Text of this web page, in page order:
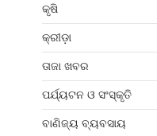
କୃଷି
କ୍ରୀଡ଼ା
ତାଜା ଖବର
ପର୍ଯ୍ୟଟନ ଓ ସଂସ୍କୃତି
ବାଣିଜ୍ୟ ବ୍ୟବସାୟ